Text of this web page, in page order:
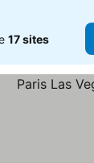
17 sites